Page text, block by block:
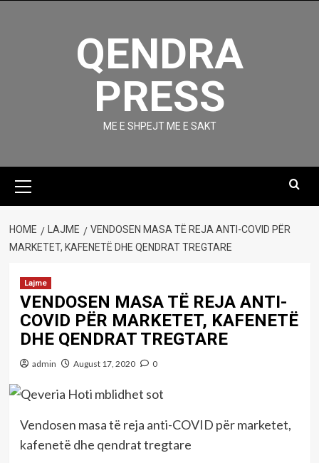
QENDRA
PRESS
ME E SHPEJT ME E SAKT
Menu
HOME LAJME
VENDOSEN MASA TË REJA ANTI-COVID PËR
MARKETET, KAFENETË DHE QENDRAT TREGTARE
Lajme
VENDOSEN MASA TË REJA ANTI-
COVID PËR MARKETET, KAFENETË
DHE QENDRAT TREGTARE
admin August 17, 2020 0
Vendosen masa të reja anti-COVID për marketet,
kafenetë dhe qendrat tregtare